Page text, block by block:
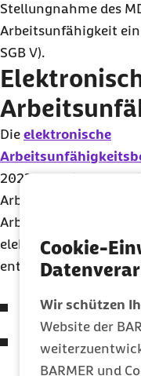
Cookie-
Wir schützen
Website der
BARMER und
Stellungnahme des
Arbeitsunfähigkeit
SGB V).
Die elektronische
2023 verpflichtend:
Arbeitgebern nach
elektronischen Abruf
enthält:
den Daten des
den Beginn und